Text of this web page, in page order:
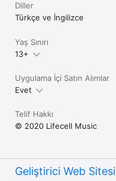
Diller
Türkçe ve İngilizce
Yaş Sınırı
13+
Uygulama İçi Satın Alımlar
Evet
Telif Hakkı
© 2020 Lifecell Music
Geliştirici Web Sitesi